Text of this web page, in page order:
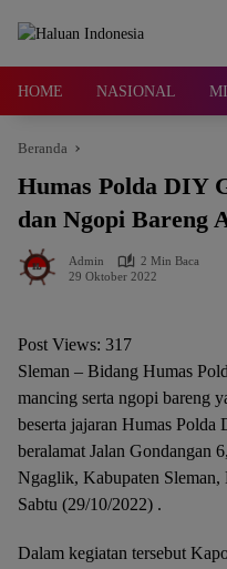
HOME NASIONAL
Beranda
Humas Polda DIY
dan Ngopi Bareng
Admin
2 Min Baca
29 Oktober 2022
Post Views: 317
Sleman – Bidang Humas
mancing serta ngopi bareng
beserta jajaran Humas
beralamat Jalan Gondangan
Ngaglik, Kabupaten Sleman,
Sabtu (29/10/2022) .
Dalam kegiatan tersebut